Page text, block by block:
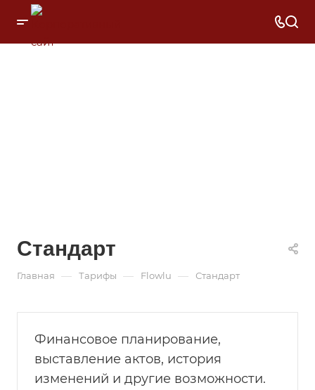
Стандарт
Главная — Тарифы — Flowlu — Стандарт
Финансовое планирование,
выставление актов, история
изменений и другие возможности.